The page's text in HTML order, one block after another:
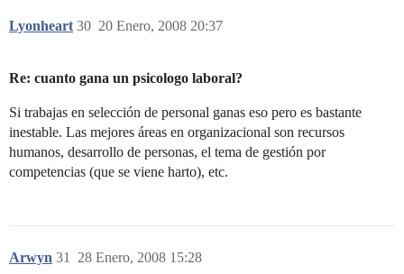
Lyonheart 20 Enero, 2008 20:37
30
Re: cuanto gana un psicologo laboral?
Si trabajas en selección de personal ganas eso pero es bastante
inestable. Las mejores áreas en organizacional son recursos
humanos, desarrollo de personas, el tema de gestión por
competencias (que se viene harto), etc.
Arwyn 28 Enero, 2008 15:28
31